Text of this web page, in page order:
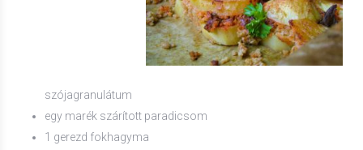
szójagranulátum
egy marék szárított paradicsom
1 gerezd fokhagyma